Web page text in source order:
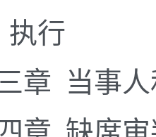
行
当事人